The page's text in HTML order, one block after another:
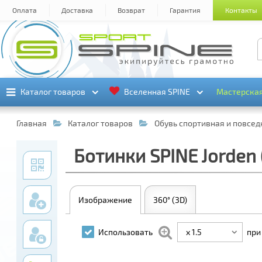
Оплата Доставка Возврат Гарантия Контакты
Каталог товаров
Каталог товаров Вселенная SPINE
Вселенная SPINE
Главная Каталог товаров Обувь спортивная и
Ботинки SPINE
Изображение 360° (3D)
x 1.5
Использовать